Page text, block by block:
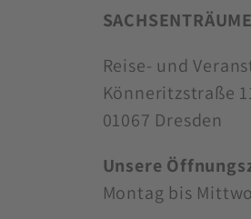
SACHSENTRÄUME
Reise- und
Könneritzstraße
01067 Dresden
Unsere
Montag bis